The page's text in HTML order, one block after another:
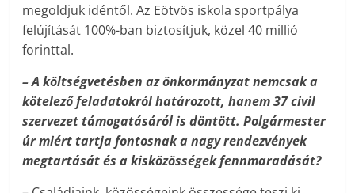
megoldjuk idéntől. Az Eötvös iskola sportpálya
felújítását 100%-ban biztosítjuk, közel 40 millió
forinttal.
– A költségvetésben az önkormányzat nemcsak a
kötelező feladatokról határozott, hanem 37 civil
szervezet támogatásáról is döntött. Polgármester
úr miért tartja fontosnak a nagy rendezvények
megtartását és a kisközösségek fennmaradását?